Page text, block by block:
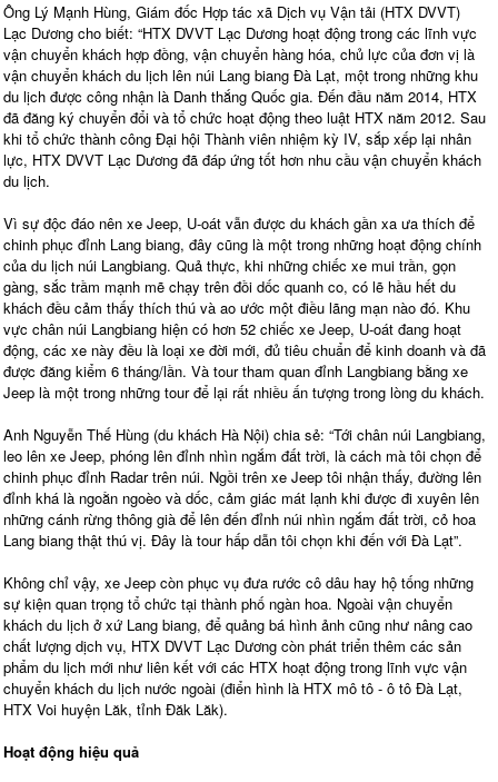
Ông Lý Mạnh Hùng, Giám đốc Hợp tác xã Dịch vụ Vận tải (HTX DVVT)
Lạc Dương cho biết: “HTX DVVT Lạc Dương hoạt động trong các lĩnh vực
vận chuyển khách hợp đồng, vận chuyển hàng hóa, chủ lực của đơn vị là
vận chuyển khách du lịch lên núi Lang biang Đà Lạt, một trong những khu
du lịch được công nhận là Danh thắng Quốc gia. Đến đầu năm 2014, HTX
đã đăng ký chuyển đổi và tổ chức hoạt động theo luật HTX năm 2012. Sau
khi tổ chức thành công Đại hội Thành viên nhiệm kỳ IV, sắp xếp lại nhân
lực, HTX DVVT Lạc Dương đã đáp ứng tốt hơn nhu cầu vận chuyển khách
du lịch.
Vì sự độc đáo nên xe Jeep, U-oát vẫn được du khách gần xa ưa thích để
chinh phục đỉnh Lang biang, đây cũng là một trong những hoạt động chính
của du lịch núi Langbiang. Quả thực, khi những chiếc xe mui trần, gọn
gàng, sắc trầm mạnh mẽ chạy trên đồi dốc quanh co, có lẽ hầu hết du
khách đều cảm thấy thích thú và ao ước một điều lãng mạn nào đó. Khu
vực chân núi Langbiang hiện có hơn 52 chiếc xe Jeep, U-oát đang hoạt
động, các xe này đều là loại xe đời mới, đủ tiêu chuẩn để kinh doanh và đã
được đăng kiểm 6 tháng/lần. Và tour tham quan đỉnh Langbiang bằng xe
Jeep là một trong những tour để lại rất nhiều ấn tượng trong lòng du khách.
Anh Nguyễn Thế Hùng (du khách Hà Nội) chia sẻ: “Tới chân núi Langbiang,
leo lên xe Jeep, phóng lên đỉnh nhìn ngắm đất trời, là cách mà tôi chọn để
chinh phục đỉnh Radar trên núi. Ngồi trên xe Jeep tôi nhận thấy, đường lên
đỉnh khá là ngoằn ngoèo và dốc, cảm giác mát lạnh khi được đi xuyên lên
những cánh rừng thông già để lên đến đỉnh núi nhìn ngắm đất trời, cỏ hoa
Lang biang thật thú vị. Đây là tour hấp dẫn tôi chọn khi đến với Đà Lạt”.
Không chỉ vậy, xe Jeep còn phục vụ đưa rước cô dâu hay hộ tống những
sự kiện quan trọng tổ chức tại thành phố ngàn hoa. Ngoài vận chuyển
khách du lịch ở xứ Lang biang, để quảng bá hình ảnh cũng như nâng cao
chất lượng dịch vụ, HTX DVVT Lạc Dương còn phát triển thêm các sản
phẩm du lịch mới như liên kết với các HTX hoạt động trong lĩnh vực vận
chuyển khách du lịch nước ngoài (điển hình là HTX mô tô - ô tô Đà Lạt,
HTX Voi huyện Lăk, tỉnh Đăk Lăk).
Hoạt động hiệu quả